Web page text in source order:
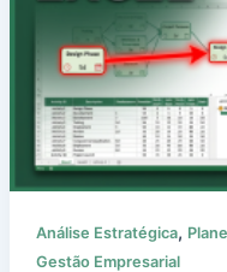
Análise Estratégica,
Gestão Empresarial